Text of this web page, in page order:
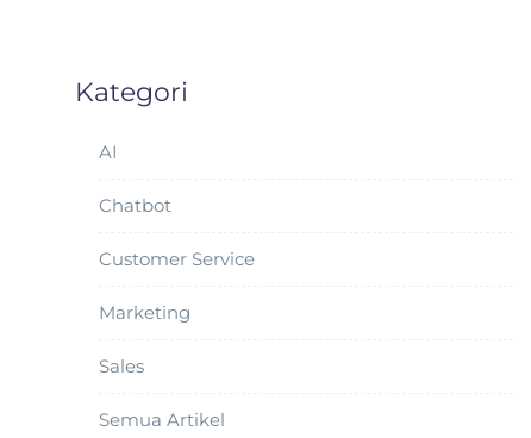
Kategori
AI
Chatbot
Customer Service
Marketing
Sales
Semua Artikel